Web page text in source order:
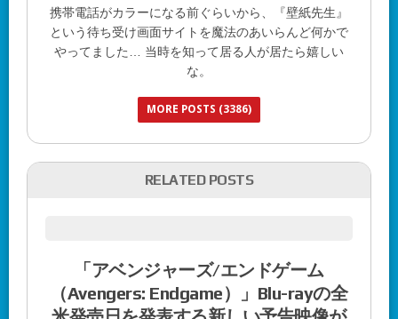
携帯電話がカラーになる前ぐらいから、『壁紙先生』
という待ち受け画面サイトを魔法のあいらんど何かで
やってました… 当時を知って居る人が居たら嬉しい
な。
MORE POSTS (3386)
RELATED POSTS
「アベンジャーズ/エンドゲーム
（Avengers: Endgame）」Blu-rayの全